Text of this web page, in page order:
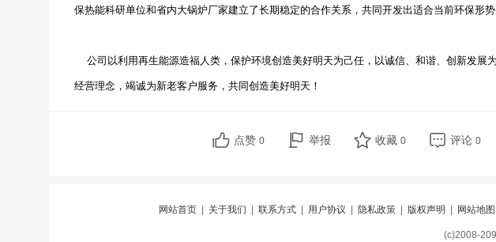
保热能科研单位和省内大锅炉厂家建立了长期稳定的合作关系，共同开发出适合当前环保形势
公司以利用再生能源造福人类，保护环境创造美好明天为己任，以诚信、和谐、创新发展
经营理念，竭诚为新老客户服务，共同创造美好明天！
点赞 0 举报 收藏 0 评论 0
网站首页| 关于我们 联系方式| 用户协议 隐私政策| 版权声明 网站地图
(c)2008-